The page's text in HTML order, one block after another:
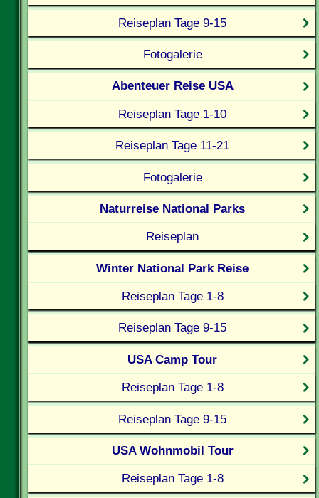
Reiseplan Tage 9-15
Fotogalerie
Abenteuer Reise USA
Reiseplan Tage 1-10
Reiseplan Tage 11-21
Fotogalerie
Naturreise National Parks
Reiseplan
Winter National Park Reise
Reiseplan Tage 1-8
Reiseplan Tage 9-15
USA Camp Tour
Reiseplan Tage 1-8
Reiseplan Tage 9-15
USA Wohnmobil Tour
Reiseplan Tage 1-8